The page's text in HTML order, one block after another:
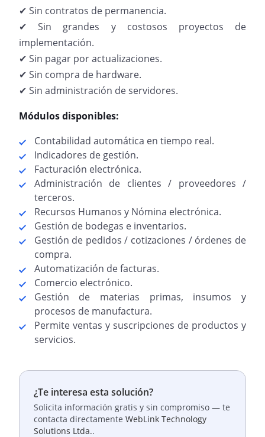
✔ Sin contratos de permanencia.
✔ Sin grandes y costosos proyectos de
implementación.
✔ Sin pagar por actualizaciones.
✔ Sin compra de hardware.
✔ Sin administración de servidores.
Módulos disponibles:
Contabilidad automática en tiempo real.
Indicadores de gestión.
Facturación electrónica.
Administración de clientes / proveedores /
terceros.
Recursos Humanos y Nómina electrónica.
Gestión de bodegas e inventarios.
Gestión de pedidos / cotizaciones / órdenes de
compra.
Automatización de facturas.
Comercio electrónico.
Gestión de materias primas, insumos y
procesos de manufactura.
Permite ventas y suscripciones de productos y
servicios.
¿Te interesa esta solución?
Solicita información gratis y sin compromiso — te
contacta directamente WebLink Technology
Solutions Ltda..